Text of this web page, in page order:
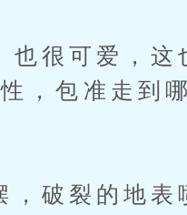
很可爱，这
，包准走到
破裂的地表